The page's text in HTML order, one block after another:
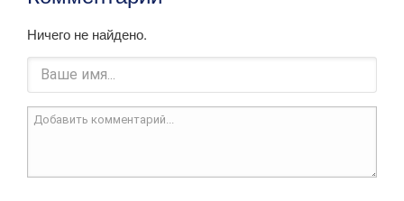
Ничего не найдено.